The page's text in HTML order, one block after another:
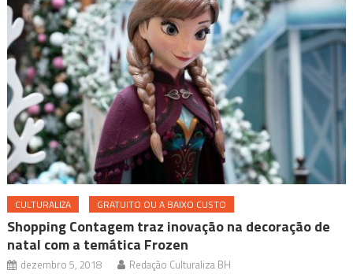
CULTURALIZA GRATUITO OU A BAIXO CUSTO
Shopping Contagem traz inovação na decoração de
natal com a temática Frozen
dezembro 5, 2018 Redação Culturaliza BH